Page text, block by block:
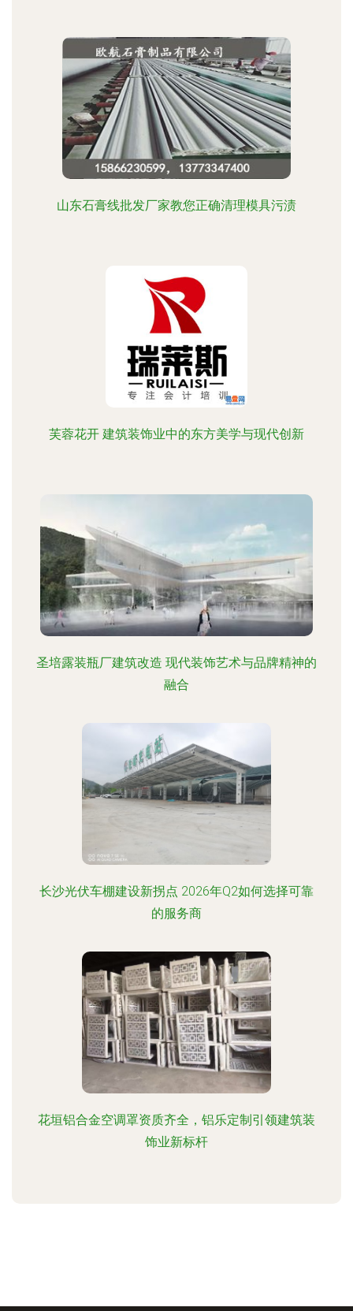
山东石膏线批发厂家教您正确清理模具污渍
芙蓉花开 建筑装饰业中的东方美学与现代创新
圣培露装瓶厂建筑改造 现代装饰艺术与品牌精神的
融合
长沙光伏车棚建设新拐点 2026年Q2如何选择可靠
的服务商
花垣铝合金空调罩资质齐全，铝乐定制引领建筑装
饰业新标杆